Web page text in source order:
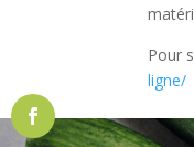
Pour
ligne/